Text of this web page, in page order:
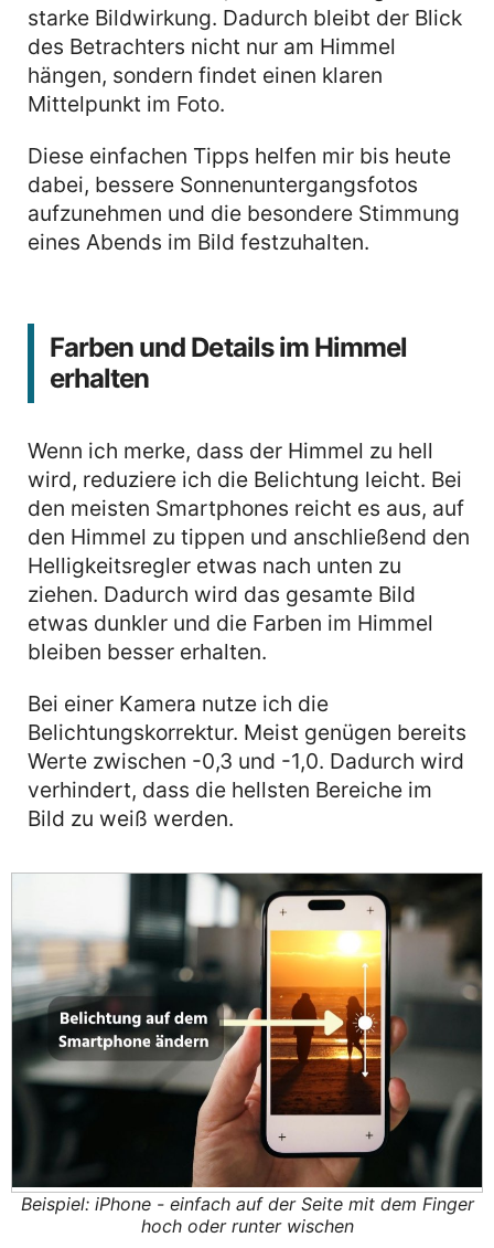
starke Bildwirkung. Dadurch bleibt der Blick
des Betrachters nicht nur am Himmel
hängen, sondern findet einen klaren
Mittelpunkt im Foto.
Diese einfachen Tipps helfen mir bis heute
dabei, bessere Sonnenuntergangsfotos
aufzunehmen und die besondere Stimmung
eines Abends im Bild festzuhalten.
Farben und Details im Himmel
erhalten
Wenn ich merke, dass der Himmel zu hell
wird, reduziere ich die Belichtung leicht. Bei
den meisten Smartphones reicht es aus, auf
den Himmel zu tippen und anschließend den
Helligkeitsregler etwas nach unten zu
ziehen. Dadurch wird das gesamte Bild
etwas dunkler und die Farben im Himmel
bleiben besser erhalten.
Bei einer Kamera nutze ich die
Belichtungskorrektur. Meist genügen bereits
Werte zwischen -0,3 und -1,0. Dadurch wird
verhindert, dass die hellsten Bereiche im
Bild zu weiß werden.
Beispiel: iPhone - einfach auf der Seite mit dem Finger
hoch oder runter wischen